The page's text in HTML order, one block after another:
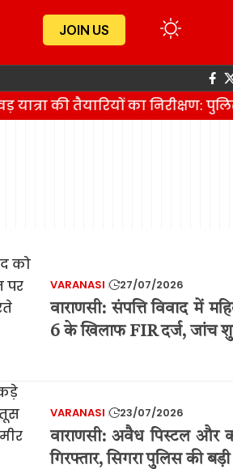
JOIN US
की तैयारियों का निरीक्षण:
VARANASI 27/07/2026
वाराणसी: संपत्ति विवाद में
6 के खिलाफ FIR दर्ज, जांच
VARANASI 23/07/2026
वाराणसी: अवैध पिस्टल और
गिरफ्तार, सिगरा पुलिस की बड़ी